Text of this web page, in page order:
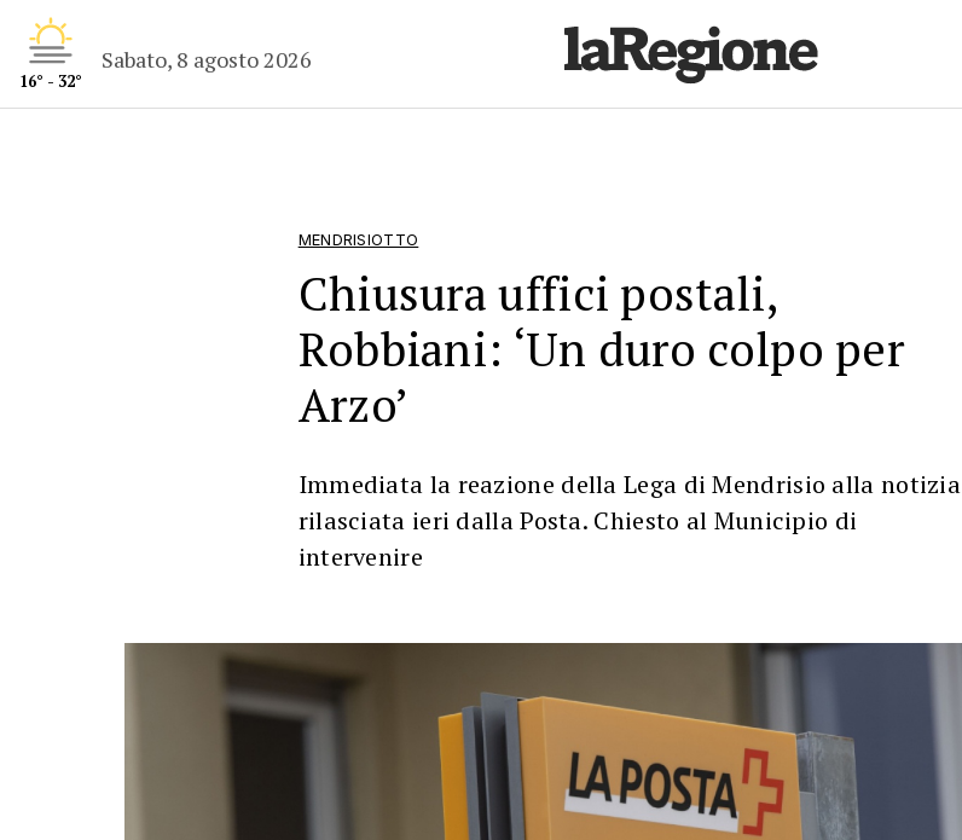
16° - 32°
Sabato, 8 agosto 2026
MENDRISIOTTO
Chiusura uffici postali,
Robbiani: ‘Un duro colpo per
Arzo’
Immediata la reazione della Lega di Mendrisio alla notizia
rilasciata ieri dalla Posta. Chiesto al Municipio di
intervenire